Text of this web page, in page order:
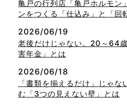
亀戸の行列店「亀戸ホルモン
ンをつくる「仕込み」と「回
2026/06/19
老後だけじゃない。20～64
害年金」とは
2026/06/18
「書類を揃えるだけ」じゃ
む「3つの見えない壁」とは